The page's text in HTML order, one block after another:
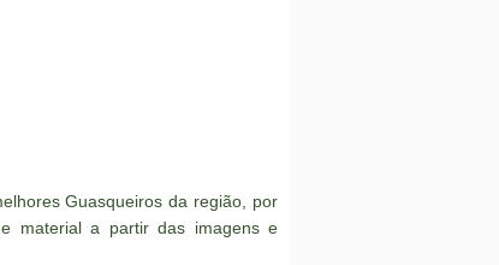
Guasqueiros da região, por
material a partir das imagens e